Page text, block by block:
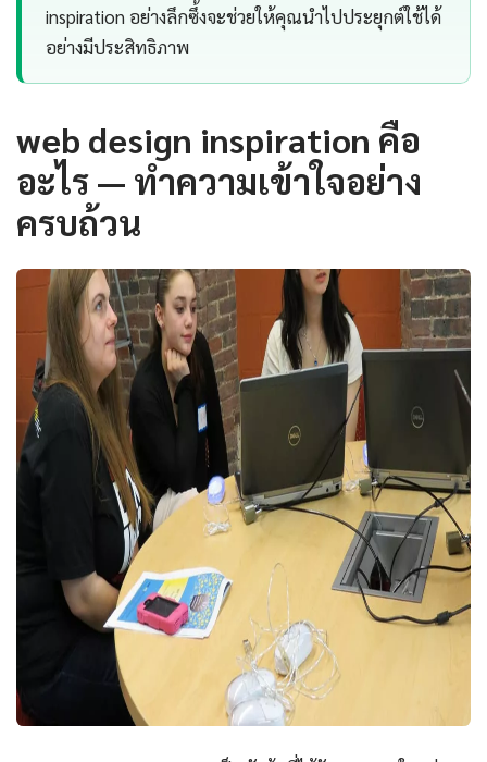
inspiration อย่างลึกซึ้งจะช่วยให้คุณนำไปประยุกต์ใช้ได้
อย่างมีประสิทธิภาพ
web design inspiration คือ
อะไร — ทำความเข้าใจอย่าง
ครบถ้วน